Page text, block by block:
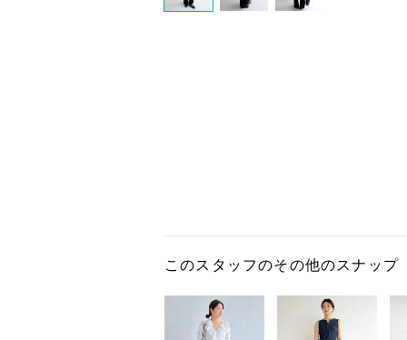
このスタッフのその他のスナップ